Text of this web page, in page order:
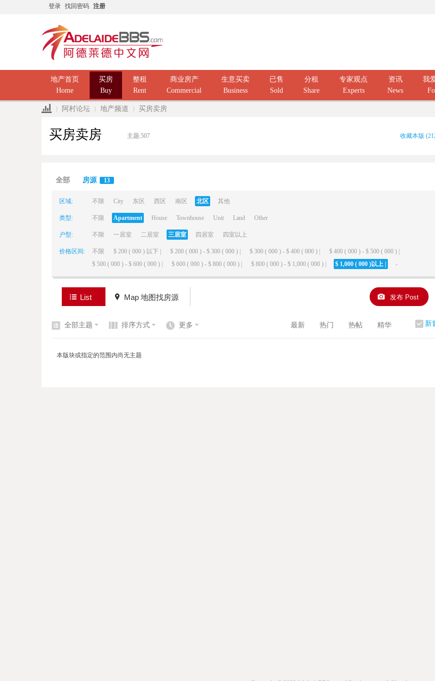
登录 找回密码 注册
地产首页
Home
买房
Buy
整租
Rent
商业房产
Commercial
生意买卖
Business
已售
Sold
分租
Share
专家观点
Experts
资讯
News
我
阿村论坛 地产频道 买房卖房
买房卖房 主题:507 收藏本版 (
全部 房源 13
区域: 不限 City 东区 西区 南区 北区 其他
类型: 不限 Apartment House Townhouse Unit Land Other
户型: 不限 一居室 二居室 三居室 四居室 四室以上
价格区间: 不限 $ 200 ( 000 ) 以下 | $ 200 ( 000 ) - $ 300 ( 000 ) | $ 300 ( 000 ) - $ 400 ( 000 ) |
$ 400 ( 000 ) - $ 500 ( 000 ) |
$ 500 ( 000 ) - $ 600 ( 000 ) |
$ 600 ( 000 ) - $ 800 ( 000 ) | $ 800 ( 000 ) - $ 1,000 ( 000 ) | $ 1,000 ( 000 )以上 | -
List Map 地图找房源 发布 Post
新
全部主题 排序方式 更多 最新 热门 热帖 精华
本版块或指定的范围内尚无主题